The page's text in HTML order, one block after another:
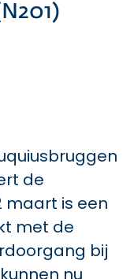
de
maart is een
met de
bij
nu